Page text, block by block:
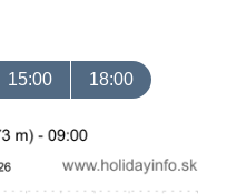
15:00 18:00